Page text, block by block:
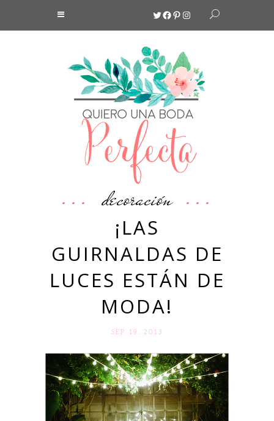
Twitter
Facebook
Pinterest
Instagram
decoración
¡LAS
GUIRNALDAS DE
LUCES ESTÁN DE
MODA!
SEP 19. 2013